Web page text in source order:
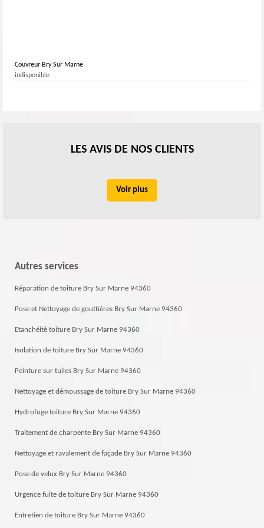
Couvreur Bry Sur Marne
indisponible
LES AVIS DE NOS CLIENTS
Voir plus
Autres services
Réparation de toiture Bry Sur Marne 94360
Pose et Nettoyage de gouttières Bry Sur Marne 94360
Etanchéité toiture Bry Sur Marne 94360
Isolation de toiture Bry Sur Marne 94360
Peinture sur tuiles Bry Sur Marne 94360
Nettoyage et démoussage de toiture Bry Sur Marne 94360
Hydrofuge toiture Bry Sur Marne 94360
Traitement de charpente Bry Sur Marne 94360
Nettoyage et ravalement de façade Bry Sur Marne 94360
Pose de velux Bry Sur Marne 94360
Urgence fuite de toiture Bry Sur Marne 94360
Entretien de toiture Bry Sur Marne 94360